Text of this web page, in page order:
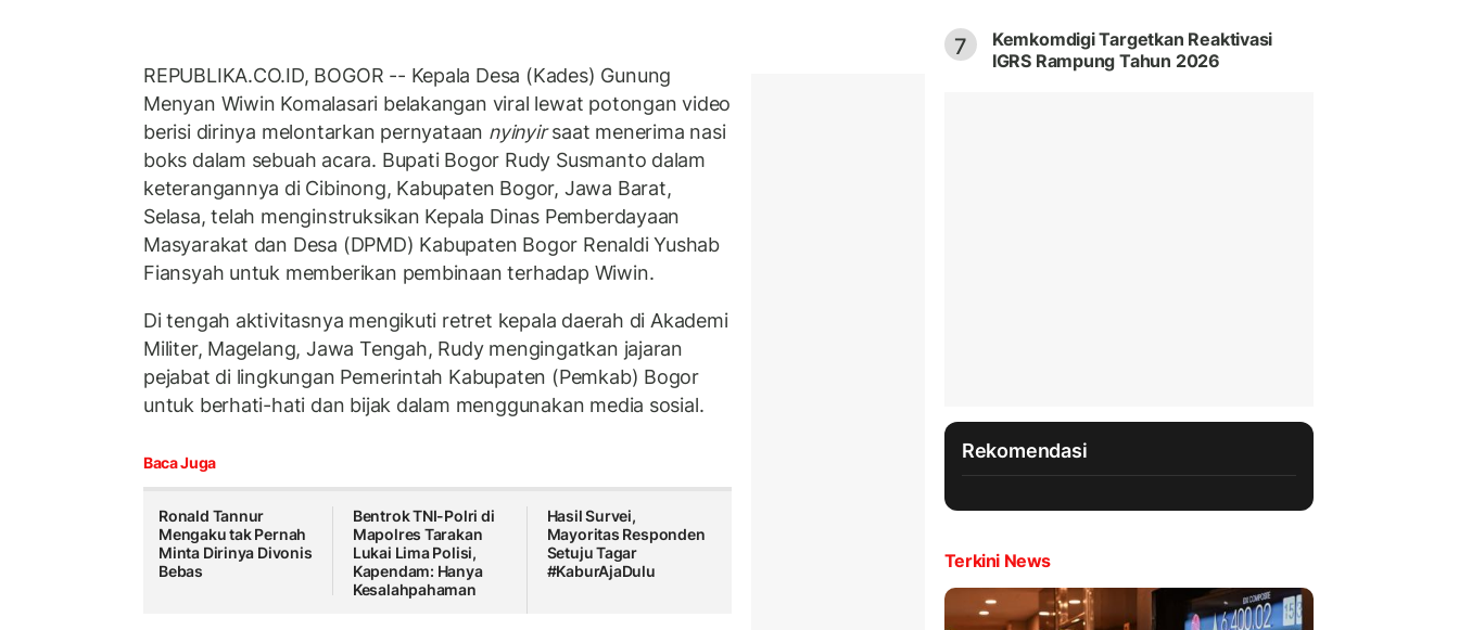
REPUBLIKA.CO.ID, BOGOR -- Kepala Desa (Kades) Gunung
Menyan Wiwin Komalasari belakangan viral lewat potongan video
berisi dirinya melontarkan pernyataan nyinyirsaat menerima nasi
boks dalam sebuah acara. Bupati Bogor Rudy Susmanto dalam
keterangannya di Cibinong, Kabupaten Bogor, Jawa Barat,
Selasa, telah menginstruksikan Kepala Dinas Pemberdayaan
Masyarakat dan Desa (DPMD) Kabupaten Bogor Renaldi Yushab
Fiansyah untuk memberikan pembinaan terhadap Wiwin.
Di tengah aktivitasnya mengikuti retret kepala daerah di Akademi
Militer, Magelang, Jawa Tengah, Rudy mengingatkan jajaran
pejabat di lingkungan Pemerintah Kabupaten (Pemkab) Bogor
untuk berhati-hati dan bijak dalam menggunakan media sosial.
Baca Juga
Ronald Tannur
Mengaku tak Pernah
Minta Dirinya Divonis
Bebas
Bentrok TNI-Polri di
Mapolres Tarakan
Lukai Lima Polisi,
Kapendam: Hanya
Kesalahpahaman
Hasil Survei,
Mayoritas Responden
Setuju Tagar
#KaburAjaDulu
7
Kemkomdigi Targetkan Reaktivasi
IGRS Rampung Tahun 2026
Rekomendasi
Terkini News